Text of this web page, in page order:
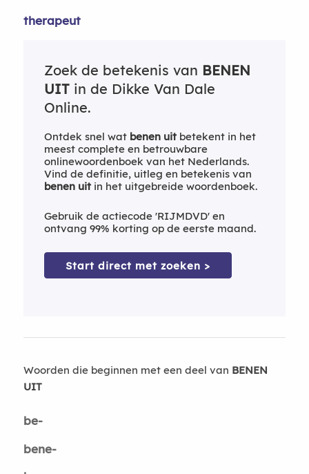
therapeut
Zoek de betekenis van BENEN
UITin de Dikke Van Dale
Online.
Ontdek snel wat benen uitbetekent in het
meest complete en betrouwbare
onlinewoordenboek van het Nederlands.
Vind de definitie, uitleg en betekenis van
benen uitin het uitgebreide woordenboek.
Gebruik de actiecode 'RIJMDVD' en
ontvang 99% korting op de eerste maand.
Start direct met zoeken >
Woorden die beginnen met een deel van BENEN
UIT
be-
bene-